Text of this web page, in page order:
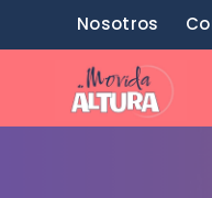
Nosotros